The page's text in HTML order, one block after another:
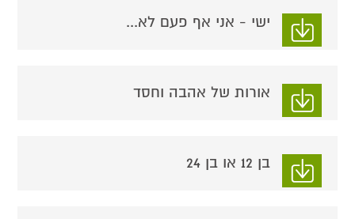
ישי - אני אף פעם לא...
אורות של אהבה וחסד
בן 12 או בן 24